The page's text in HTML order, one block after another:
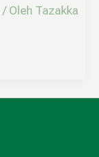
/ Oleh Tazakka